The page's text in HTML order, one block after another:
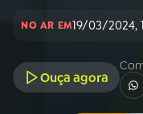
02A RÁDIO
03
NO AR EM19/03/2024,
Ouça agora